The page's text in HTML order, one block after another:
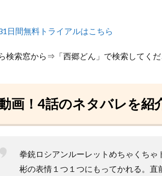
日間無料トライアルはこちら
検索窓から⇒「西郷どん」で検索してく
画！4話のネタバレを紹
拳銃ロシアンルーレットめちゃくちゃ
彬の表情１つ１つにもってかれる。直